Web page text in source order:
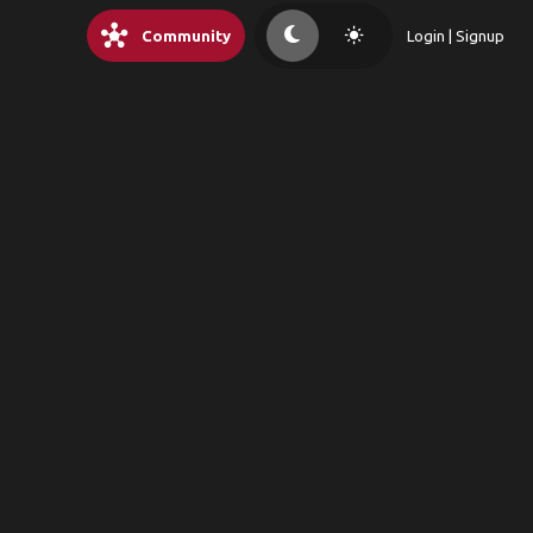
hub Community light_mode Login | Signup